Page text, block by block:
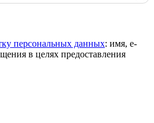
персональных данных: имя, e-
в целях предоставления